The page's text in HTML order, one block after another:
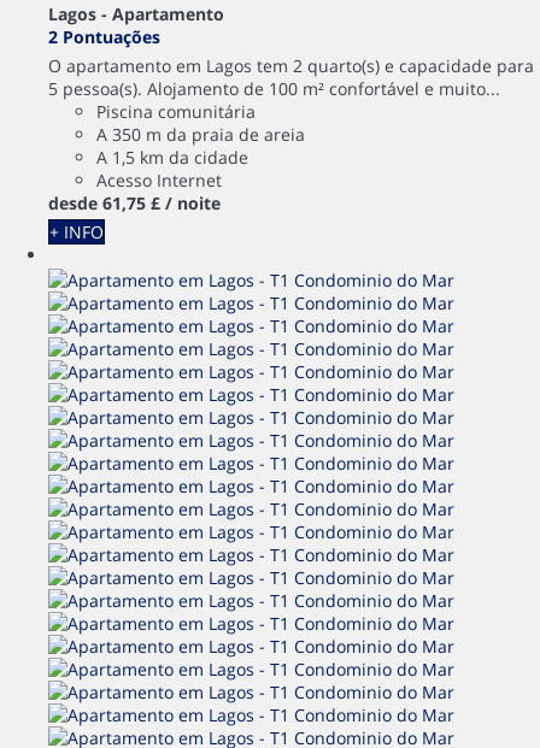
Lagos - Apartamento
2 Pontuações
O apartamento em Lagos tem 2 quarto(s) e capacidade para
5 pessoa(s). Alojamento de 100 m² confortável e muito...
Piscina comunitária
A 350 m da praia de areia
A 1,5 km da cidade
Acesso Internet
desde 61,75 £ / noite
+ INFO